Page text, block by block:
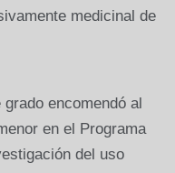
medicinal de
encomendó al
en el Programa
del uso